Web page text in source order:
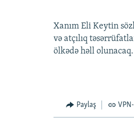
Xanım Eli Keytin
və atçılıq
ölkədə həll olunacaq.
Paylaş